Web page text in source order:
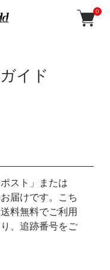
0
イド
スト」または
届けです。こち
料無料でご利用
、追跡番号をご